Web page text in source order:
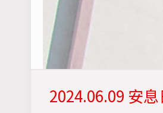
2024.06.09 安